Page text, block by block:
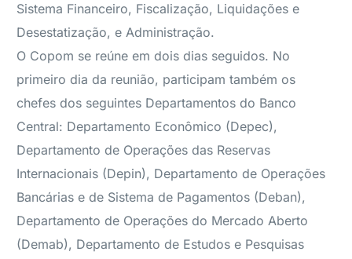
Sistema Financeiro, Fiscalização, Liquidações e
Desestatização, e Administração.
O Copom se reúne em dois dias seguidos. No
primeiro dia da reunião, participam também os
chefes dos seguintes Departamentos do Banco
Central: Departamento Econômico (Depec),
Departamento de Operações das Reservas
Internacionais (Depin), Departamento de Operações
Bancárias e de Sistema de Pagamentos (Deban),
Departamento de Operações do Mercado Aberto
(Demab), Departamento de Estudos e Pesquisas